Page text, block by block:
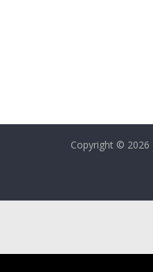
Copyright © 2026